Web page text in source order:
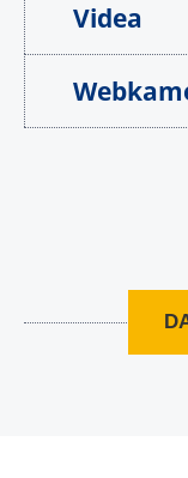
Videa